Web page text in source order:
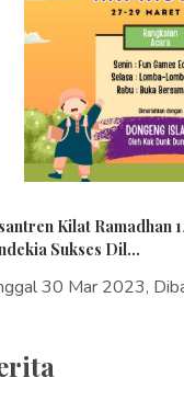
Kilat Ramadhan
Sukses Dil...
30 Mar 2023,